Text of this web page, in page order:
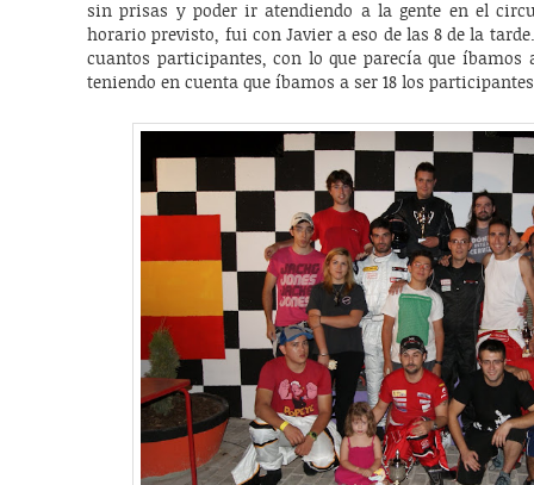
sin prisas y poder ir atendiendo a la gente en el
horario previsto, fui con Javier a eso de las 8 de la
cuantos participantes, con lo que parecía que íbamos
teniendo en cuenta que íbamos a ser 18 los participantes